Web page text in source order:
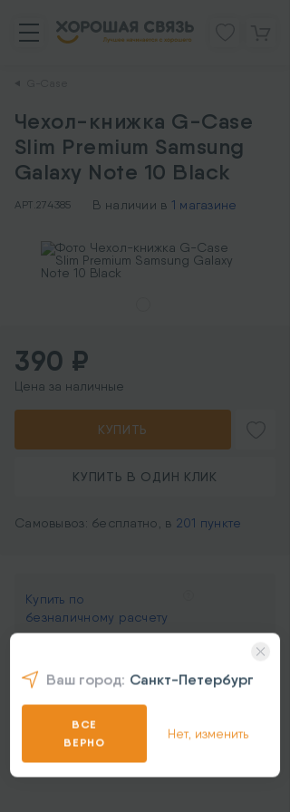
Чехол-книжка G-Case
Slim Premium Samsung
Galaxy Note 10 Black
АРТ.274385 В наличии в 1 магазине
390 ₽
Цена за наличные
КУПИТЬ
КУПИТЬ В ОДИН КЛИК
Самовывоз: бесплатно, в 201 пункте
Купить по
безналичному расчету
для юрлиц
Тип чехла
Цвет
Черный
искусственная кожа
Все характеристики
Ваш город: Санкт-Петербург
ВСЕ
ВЕРНО
Нет, изменить